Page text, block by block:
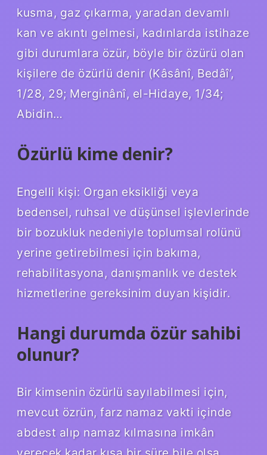
kusma, gaz çıkarma, yaradan devamlı
kan ve akıntı gelmesi, kadınlarda istihaze
gibi durumlara özür, böyle bir özürü olan
kişilere de özürlü denir (Kâsânî, Bedâî’,
1/28, 29; Merginânî, el-Hidaye, 1/34;
Abidin…
Özürlü kime denir?
Engelli kişi: Organ eksikliği veya
bedensel, ruhsal ve düşünsel işlevlerinde
bir bozukluk nedeniyle toplumsal rolünü
yerine getirebilmesi için bakıma,
rehabilitasyona, danışmanlık ve destek
hizmetlerine gereksinim duyan kişidir.
Hangi durumda özür sahibi
olunur?
Bir kimsenin özürlü sayılabilmesi için,
mevcut özrün, farz namaz vakti içinde
abdest alıp namaz kılmasına imkân